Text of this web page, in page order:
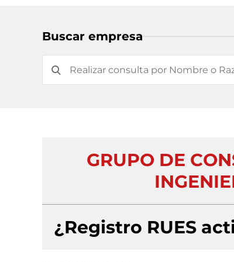
Buscar empresa
GRUPO DE
¿Registro RUES